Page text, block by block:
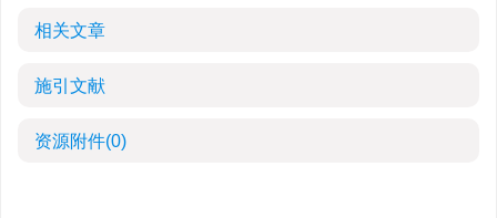
相关文章
施引文献
资源附件(0)